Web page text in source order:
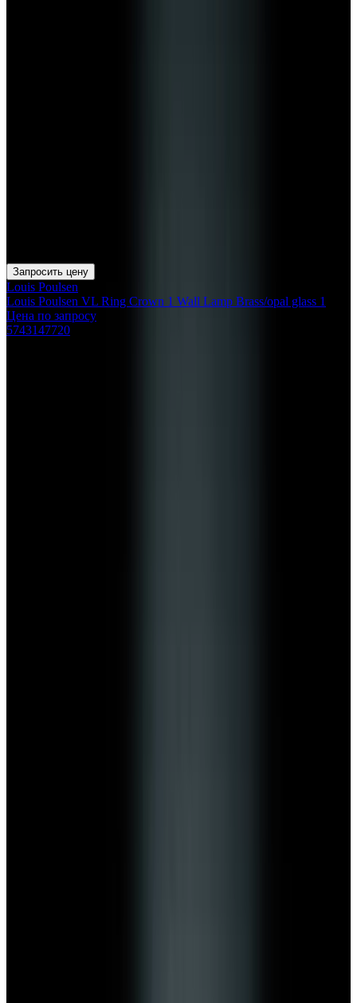
Запросить цену
Louis Poulsen
Louis Poulsen VL Ring Crown 1 Wall Lamp Brass/opal glass 1
Цена по запросу
5743147720